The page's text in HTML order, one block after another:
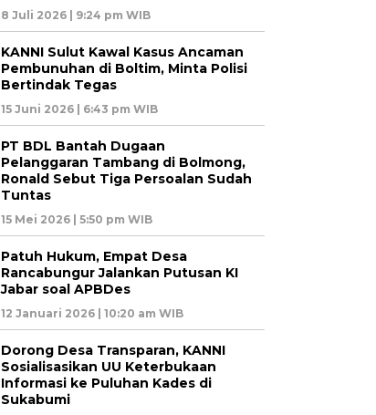
8 Juli 2026 | 9:24 pm WIB
KANNI Sulut Kawal Kasus Ancaman
Pembunuhan di Boltim, Minta Polisi
Bertindak Tegas
15 Juni 2026 | 6:43 pm WIB
PT BDL Bantah Dugaan
Pelanggaran Tambang di Bolmong,
Ronald Sebut Tiga Persoalan Sudah
Tuntas
15 Mei 2026 | 5:50 pm WIB
Patuh Hukum, Empat Desa
Rancabungur Jalankan Putusan KI
Jabar soal APBDes
12 Januari 2026 | 10:20 am WIB
Dorong Desa Transparan, KANNI
Sosialisasikan UU Keterbukaan
Informasi ke Puluhan Kades di
Sukabumi